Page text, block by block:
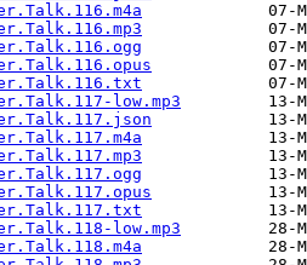
low.mp3
low.mp3